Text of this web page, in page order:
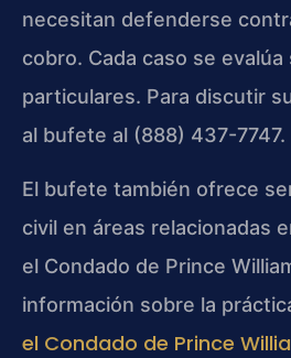
necesitan defenderse
cobro. Cada caso se
particulares. Para discutir
al bufete al (888) 437-7747.
El bufete también ofrece
civil en áreas relacionadas
el Condado de Prince
información sobre la
el Condado de Prince